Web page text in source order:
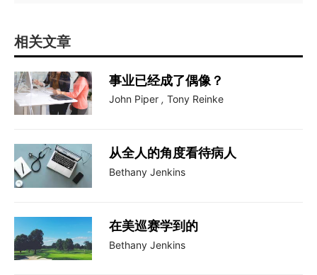
相关文章
事业已经成了偶像？
John Piper , Tony Reinke
从全人的角度看待病人
Bethany Jenkins
在美巡赛学到的
Bethany Jenkins